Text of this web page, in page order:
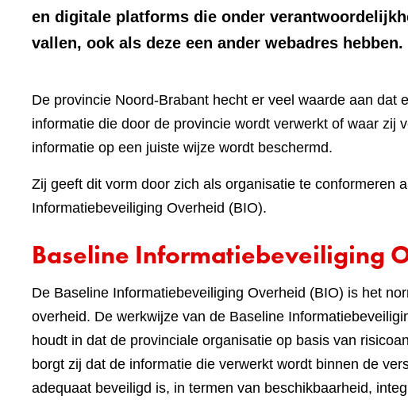
en digitale platforms die onder
vallen, ook als deze een ander webadres hebben.
De provincie Noord-Brabant hecht er veel waarde aan dat
informatie die door de provincie wordt verwerkt of waar zij
informatie op een juiste wijze wordt beschermd.
Zij geeft dit vorm door zich als organisatie te conformeren
Informatiebeveiliging Overheid (BIO).
Baseline Informatiebeveiliging
De Baseline Informatiebeveiliging Overheid (BIO) is het
overheid. De werkwijze van de Baseline
houdt in dat de provinciale organisatie op basis van
borgt zij dat de informatie die verwerkt wordt binnen de
adequaat beveiligd is, in termen van beschikbaarheid,